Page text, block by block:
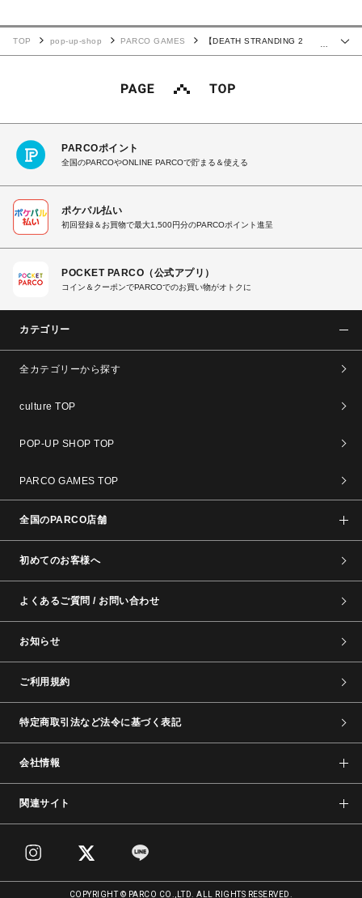
…
TOP pop-up-shop PARCO GAMES
【DEATH STRANDING 2
PARCOポイント
全国のPARCOやONLINE PARCOで貯まる＆使える
ポケパル払い
初回登録＆お買物で最大1,500円分のPARCOポイント進呈
POCKET PARCO（公式アプリ）
コイン＆クーポンでPARCOでのお買い物がオトクに
カテゴリー
全カテゴリーから探す
culture TOP
POP-UP SHOP TOP
PARCO GAMES TOP
全国のPARCO店舗
初めてのお客様へ
よくあるご質問 / お問い合わせ
お知らせ
ご利用規約
特定商取引法など法令に基づく表記
会社情報
関連サイト
COPYRIGHT © PARCO CO.,LTD. ALL RIGHTS RESERVED.